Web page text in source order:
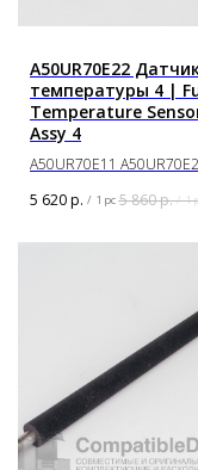
A50UR70E22
температуры 4 |
Temperature
Assy 4
A50UR70E11
5 620р. / 1 pc 5 860р. / 1